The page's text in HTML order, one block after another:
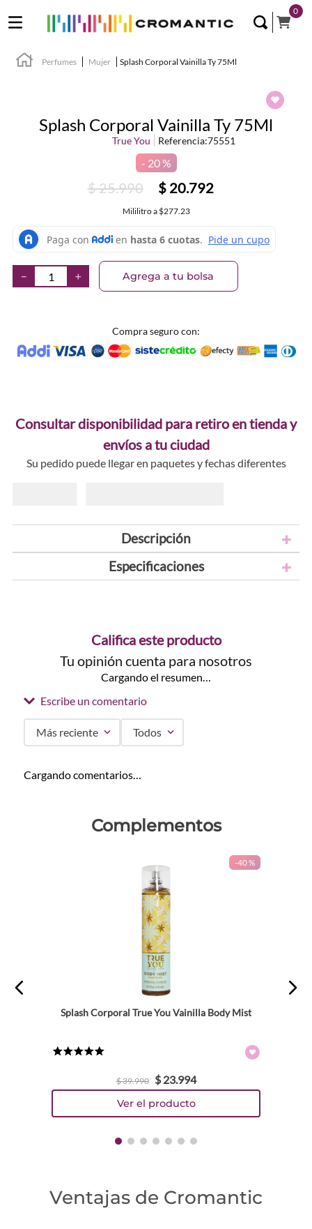
0
Perfumes Mujer Splash Corporal Vainilla Ty 75Ml
Splash Corporal Vainilla Ty 75Ml
True You Referencia:75551
20 %
$25.990 $ 20.792
Mililitroa $277.23
＋
－ Agrega a tu bolsa
Compra seguro con:
Consultar disponibilidad para retiro en tienda y
envíos a tu ciudad
Su pedido puede llegar en paquetes y fechas diferentes
Descripción
Especificaciones
Califica este producto
Tu opinión cuenta para nosotros
Cargando el resumen…
Escribe un comentario
Escribe un comentario
ENVIAR COMENTARIO
Más reciente Todos
Cargando comentarios…
Complementos
-40 %
Splash Corporal True You Vainilla Body Mist
$39.990 $ 23.994
Ventajas de Cromantic